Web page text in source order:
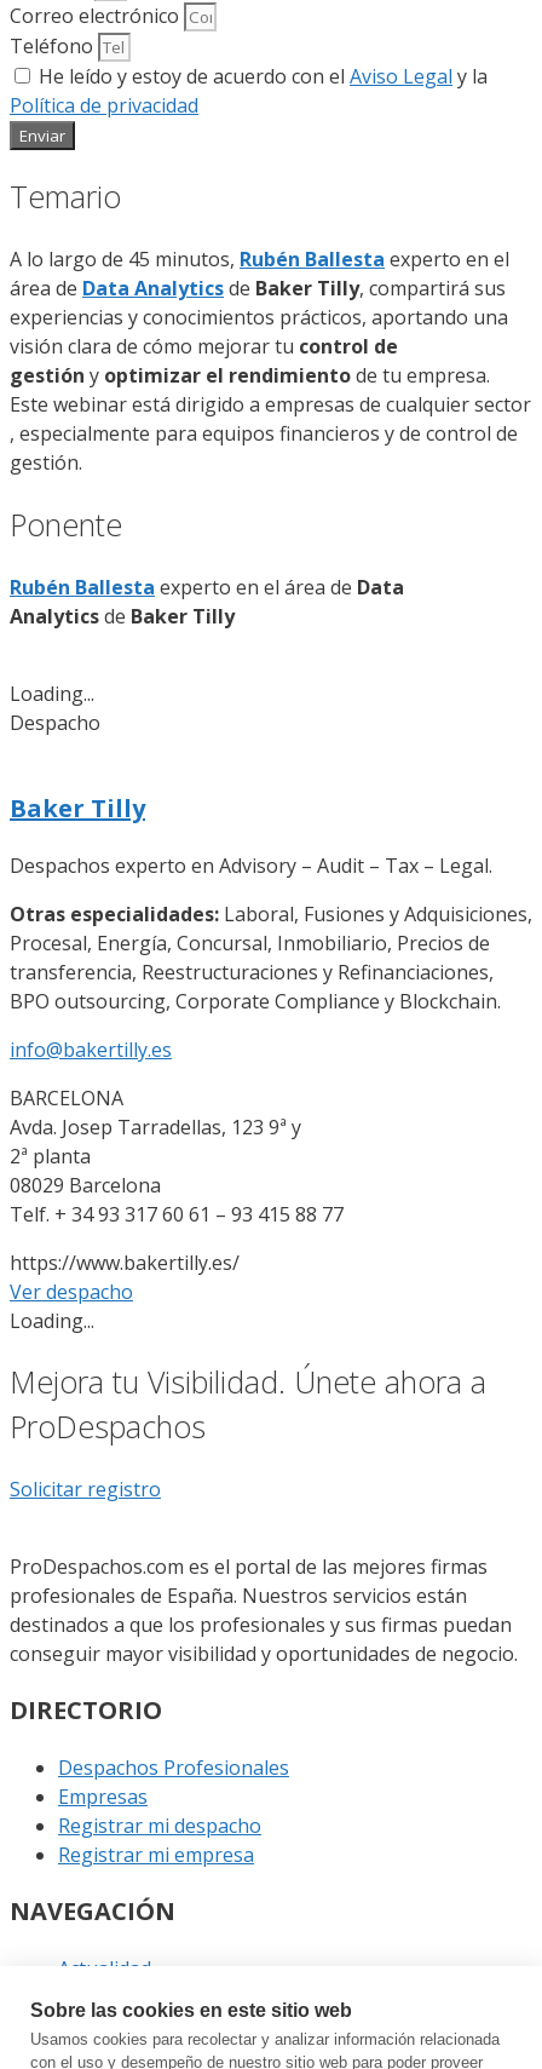
Correo electrónico
Teléfono
He leído y estoy de acuerdo con el Aviso Legal y la
Política de privacidad
Enviar
Temario
A lo largo de 45 minutos, Rubén Ballesta experto en el
área de Data Analyticsde Baker Tilly, compartirá sus
experiencias y conocimientos prácticos, aportando una
visión clara de cómo mejorar tu control de
gestión y optimizar el rendimientode tu empresa.
Este webinar está dirigido a empresas de cualquier sector
, especialmente para equipos financieros y de control de
gestión.
Ponente
Rubén Ballesta experto en el área de Data
Analyticsde Baker Tilly
Loading...
Despacho
Baker Tilly
Despachos experto en Advisory – Audit – Tax – Legal.
Otras especialidades: Laboral, Fusiones y Adquisiciones,
Procesal, Energía, Concursal, Inmobiliario, Precios de
transferencia, Reestructuraciones y Refinanciaciones,
BPO outsourcing, Corporate Compliance y Blockchain.
info@bakertilly.es
BARCELONA
Avda. Josep Tarradellas, 123 9ª y
2ª planta
08029 Barcelona
Telf. + 34 93 317 60 61 – 93 415 88 77
https://www.bakertilly.es/
Ver despacho
Loading...
Mejora tu Visibilidad. Únete ahora a
ProDespachos
Solicitar registro
ProDespachos.com es el portal de las mejores firmas
profesionales de España. Nuestros servicios están
destinados a que los profesionales y sus firmas puedan
conseguir mayor visibilidad y oportunidades de negocio.
DIRECTORIO
Despachos Profesionales
Empresas
Registrar mi despacho
Registrar mi empresa
NAVEGACIÓN
Actualidad
Podcast
Entrevistas
Eventos
Sobre las cookies en este sitio web
Usamos cookies para recolectar y analizar información relacionada
con el uso y desempeño de nuestro sitio web para poder proveer